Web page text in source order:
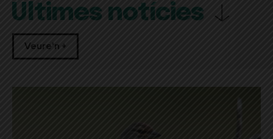
Últimes notícies
Veure'n +